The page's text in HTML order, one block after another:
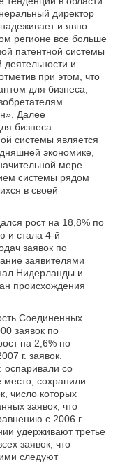
директор
и явно
регионе все больше
патентной системы
и
при этом, что
для бизнеса,
Далее
бизнеса
системы является
экономике,
мере
системы рядом
в своей
рост на 18,8% по
и стала 4-й
заявок по
заявителями
Нидерланды и
происхождения
Соединенных
заявок по
на 2,6% по
г. заявок.
оспаривали со
место, сохранили
число которых
заявок, что
с 2006 г.
удерживают третье
заявок, что
следуют